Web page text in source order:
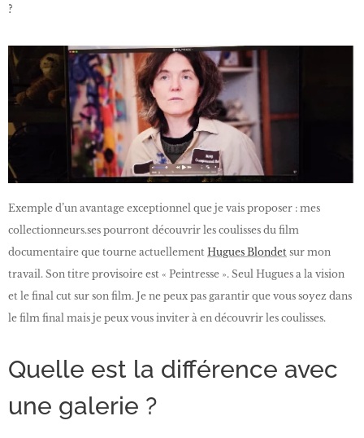
?
Exemple d’un avantage exceptionnel que je vais proposer : mes
collectionneurs.ses pourront découvrir les coulisses du film
documentaire que tourne actuellement Hugues Blondet sur mon
travail. Son titre provisoire est « Peintresse ». Seul Hugues a la vision
et le final cut sur son film. Je ne peux pas garantir que vous soyez dans
le film final mais je peux vous inviter à en découvrir les coulisses.
Quelle est la différence avec
une galerie ?